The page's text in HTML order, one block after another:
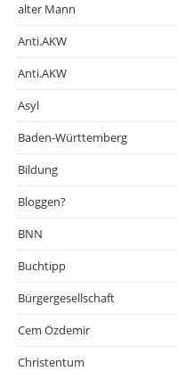
alter Mann
Anti.AKW
Anti.AKW
Asyl
Baden-Württemberg
Bildung
Bloggen?
BNN
Buchtipp
Bürgergesellschaft
Cem Özdemir
Christentum